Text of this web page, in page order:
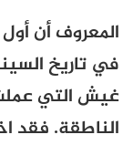
المعروف أن
في تاريخ
غيش التي